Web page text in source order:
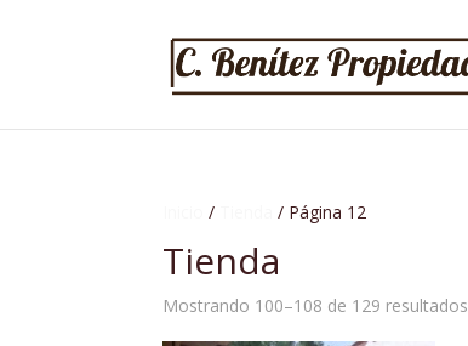
/ / Página 12
Tienda
Mostrando 100–108 de 129 resultados